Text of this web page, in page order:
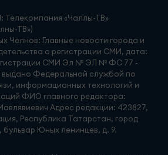
«Чаллы-ТВ»
ТВ»)
Челнов: Главные новости города и
о регистрации СМИ, дата:
СМИ Эл № ЭЛ № ФС 77 -
выдано Федеральной службой по
информационных технологий и
ФИО главного редактора:
Адрес редакции: 423827,
Республика Татарстан, город
Юных ленинцев, д. 9.